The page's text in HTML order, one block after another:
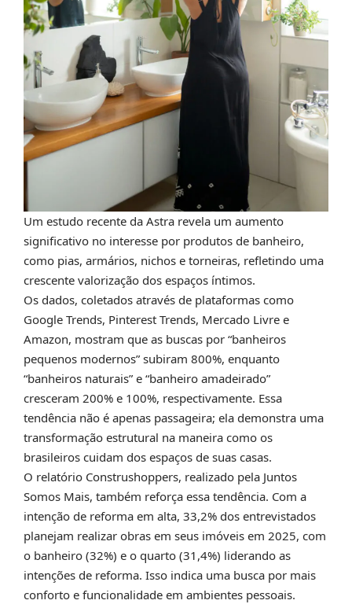
Um estudo recente da Astra revela um aumento
significativo no interesse por produtos de banheiro,
como pias, armários, nichos e torneiras, refletindo uma
crescente valorização dos espaços íntimos.
Os dados, coletados através de plataformas como
Google Trends, Pinterest Trends, Mercado Livre e
Amazon, mostram que as buscas por “banheiros
pequenos modernos” subiram 800%, enquanto
“banheiros naturais” e “banheiro amadeirado”
cresceram 200% e 100%, respectivamente. Essa
tendência não é apenas passageira; ela demonstra uma
transformação estrutural na maneira como os
brasileiros cuidam dos espaços de suas casas.
O relatório Construshoppers, realizado pela Juntos
Somos Mais, também reforça essa tendência. Com a
intenção de reforma em alta, 33,2% dos entrevistados
planejam realizar obras em seus imóveis em 2025, com
o banheiro (32%) e o quarto (31,4%) liderando as
intenções de reforma. Isso indica uma busca por mais
conforto e funcionalidade em ambientes pessoais.